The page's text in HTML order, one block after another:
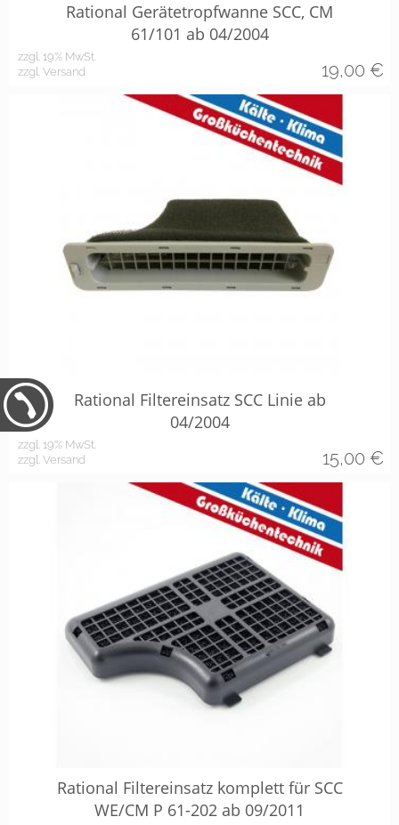
Rational Gerätetropfwanne SCC, CM
61/101 ab 04/2004
zzgl. 19% MwSt.
zzgl. Versand
19,00 €
Rational Filtereinsatz SCC Linie ab
04/2004
zzgl. 19% MwSt.
zzgl. Versand
15,00 €
Rational Filtereinsatz komplett für SCC
WE/CM P 61-202 ab 09/2011